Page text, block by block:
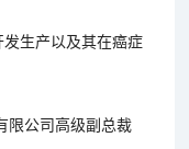
发生产以及其在癌症
限公司高级副总裁